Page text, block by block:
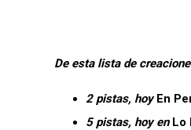
De esta lista de
2 pistas, hoyEn
5 pistas, hoy en Lo